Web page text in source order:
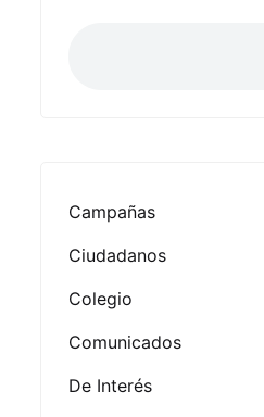
Campañas
Ciudadanos
Colegio
Comunicados
De Interés